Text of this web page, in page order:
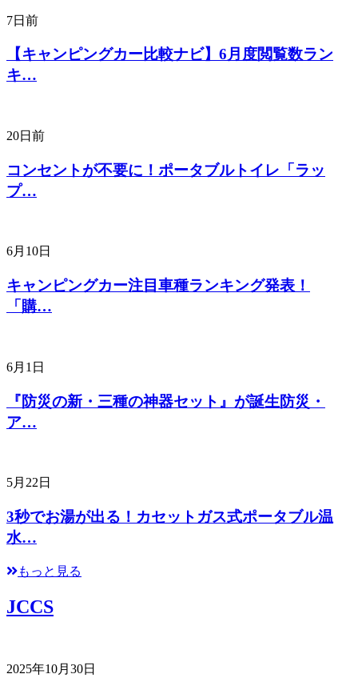
7日前
【キャンピングカー比較ナビ】6月度閲覧数ラン
キ…
20日前
コンセントが不要に！ポータブルトイレ「ラッ
プ…
6月10日
キャンピングカー注目車種ランキング発表！
「購…
6月1日
『防災の新・三種の神器セット』が誕生防災・
ア…
5月22日
3秒でお湯が出る！カセットガス式ポータブル温
水…
もっと見る
JCCS
2025年10月30日